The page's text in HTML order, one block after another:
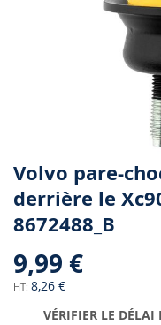
Skip
to
the
beginning
the
images
gallery
Volvo pare-
derrière le
8672488_B
9,99 €
8,26 €
VÉRIFIER LE